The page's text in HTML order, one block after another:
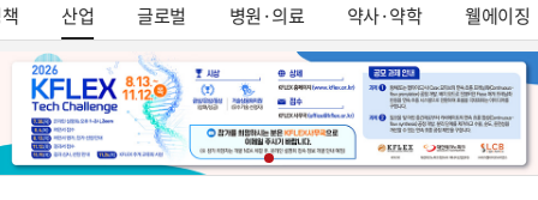
산업 글로벌 병원·의료 약사·약학 웰에이징